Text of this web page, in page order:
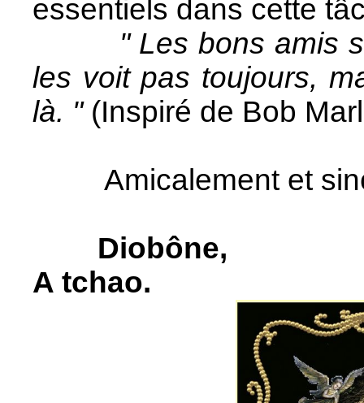
essentiels dans cette
" Les bons amis
les voit pas toujours,
là. " (Inspiré de Bob
Amicalement et
Diobône,
A tchao.